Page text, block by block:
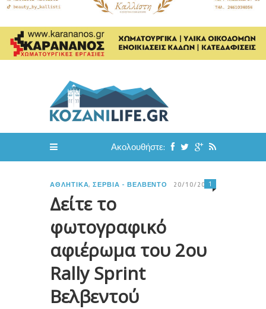
Ακολουθήστε:
ΑΘΛΗΤΙΚΆ,ΣΈΡΒΙΑ - ΒΕΛΒΕΝΤΌ 20/10/2015
Δείτε το
φωτογραφικό
αφιέρωμα του 2ου
Rally Sprint
Βελβεντού
1